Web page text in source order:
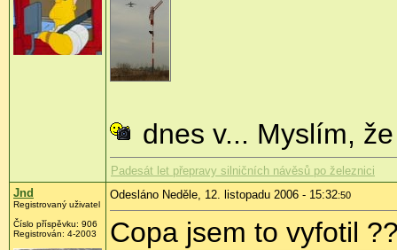
dnes v... Myslím,
Padesát let přepravy silničních návěsů po železnici
Jnd
Registrovaný uživatel
Číslo příspěvku: 906
Registrován: 4-2003
Odesláno Neděle, 12. listopadu 2006 - 15:32:50
Copa jsem to vyfotil